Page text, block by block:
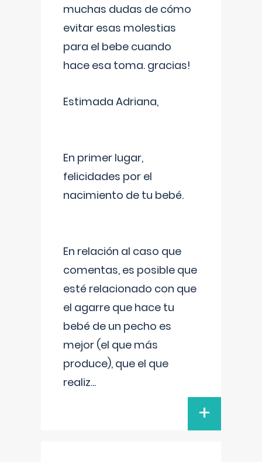
muchas dudas de cómo
evitar esas molestias
para el bebe cuando
hace esa toma. gracias!
Estimada Adriana,
En primer lugar,
felicidades por el
nacimiento de tu bebé.
En relación al caso que
comentas, es posible que
esté relacionado con que
el agarre que hace tu
bebé de un pecho es
mejor (el que más
produce), que el que
realiz...
+